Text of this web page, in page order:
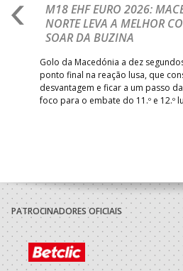
M18 EHF EURO 2026:
NORTE LEVA A MELHOR
SOAR DA BUZINA
Golo da Macedónia a dez
ponto final na reação lusa, que
desvantagem e ficar a um passo
foco para o embate do 11.º e 12.º
PATROCINADORES OFICIAIS